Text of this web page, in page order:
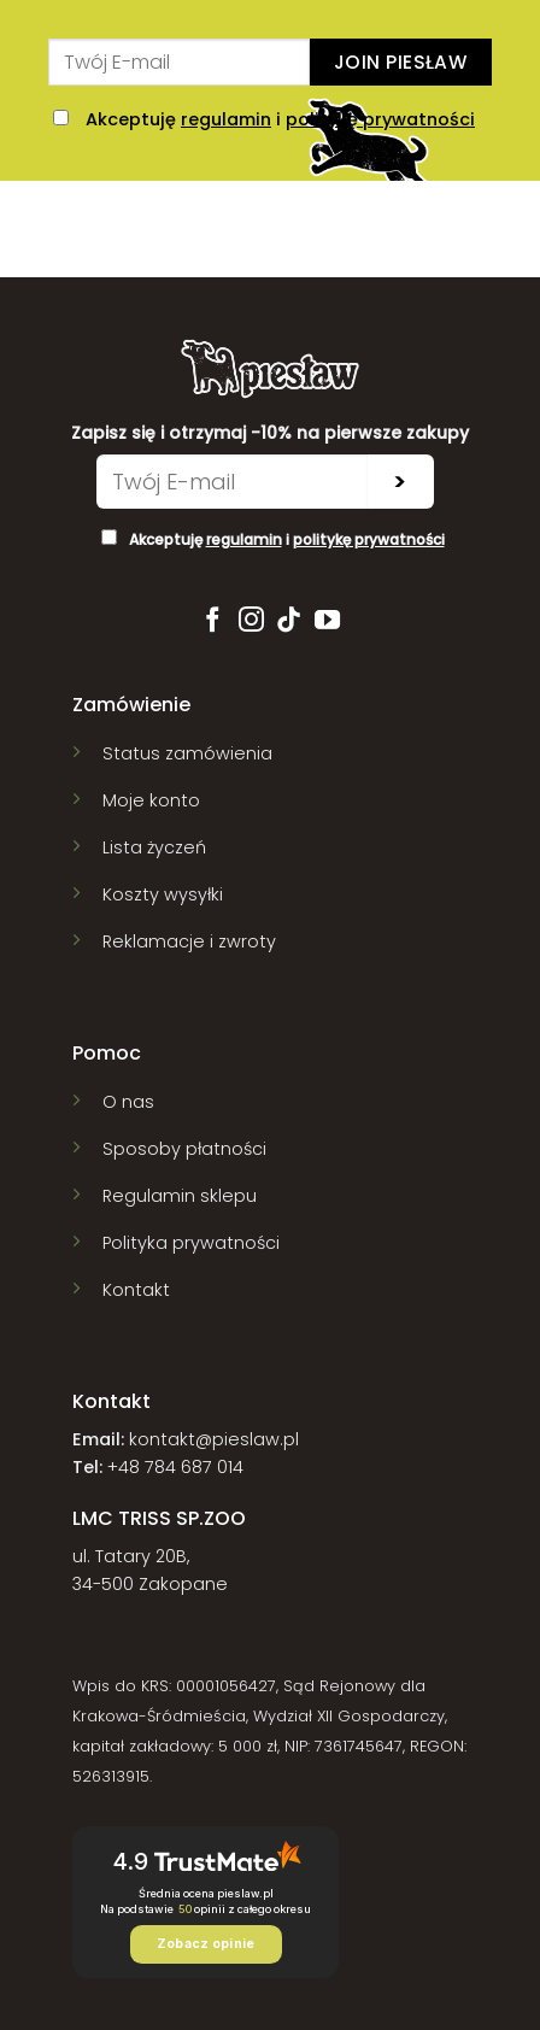
JOIN PIESŁAW
Akceptuję regulamin i politykę prywatności
Zapisz się i otrzymaj -10% na pierwsze zakupy
>
Akceptujęregulaminipolitykę prywatności
Zamówienie
Status zamówienia
Moje konto
Lista życzeń
Koszty wysyłki
Reklamacje i zwroty
Pomoc
O nas
Sposoby płatności
Regulamin sklepu
Polityka prywatności
Kontakt
Kontakt
Email: kontakt@pieslaw.pl
Tel: +48 784 687 014
LMC TRISS SP.ZOO
ul. Tatary 20B,
34-500 Zakopane
Wpis do KRS: 00001056427, Sąd Rejonowy dla
Krakowa-Śródmieścia, Wydział XII Gospodarczy,
kapitał zakładowy: 5 000 zł, NIP: 7361745647, REGON:
526313915.
4.9
Średnia ocena pieslaw.pl
Na podstawie 50opinii z całego okresu
Zobacz opinie